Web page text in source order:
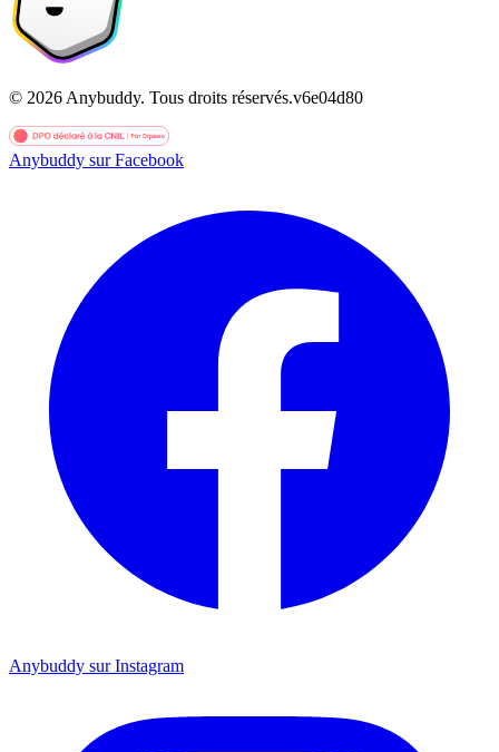
© 2026 Anybuddy. Tous droits réservés.v6e04d80
Anybuddy sur Facebook
Anybuddy sur Instagram